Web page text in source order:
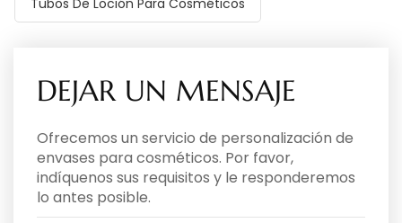
Tubos De Loción Para Cosméticos
DEJAR UN MENSAJE
Ofrecemos un servicio de personalización de
envases para cosméticos. Por favor,
indíquenos sus requisitos y le responderemos
lo antes posible.